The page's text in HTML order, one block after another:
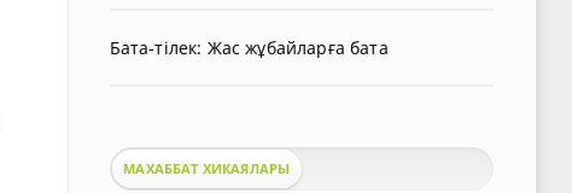
Бата-тілек: Жас жұбайларға бата
МАХАББАТ ХИКАЯЛАРЫ